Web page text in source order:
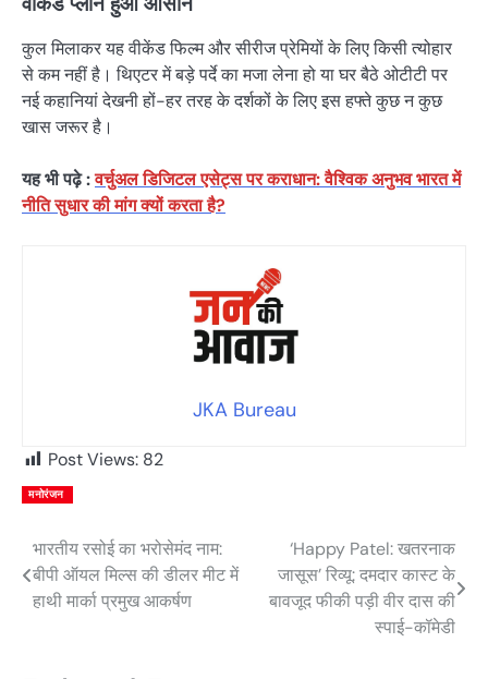
कुल मिलाकर यह वीकेंड फिल्म और सीरीज प्रेमियों के लिए किसी त्योहार
से कम नहीं है। थिएटर में बड़े पर्दे का मजा लेना हो या घर बैठे ओटीटी पर
नई कहानियां देखनी हों-हर तरह के दर्शकों के लिए इस हफ्ते कुछ न कुछ
खास जरूर है।
यह भी पढ़े :वर्चुअल डिजिटल एसेट्स पर कराधान: वैश्विक अनुभव भारत में
नीति सुधार की मांग क्यों करता है?
JKA Bureau
Post Views: 82
मनोरंजन
Post
navigation
भारतीय रसोई का भरोसेमंद नाम:
बीपी ऑयल मिल्स की डीलर मीट में
हाथी मार्का प्रमुख आकर्षण
‘Happy Patel: खतरनाक
जासूस’ रिव्यू: दमदार कास्ट के
बावजूद फीकी पड़ी वीर दास की
स्पाई-कॉमेडी